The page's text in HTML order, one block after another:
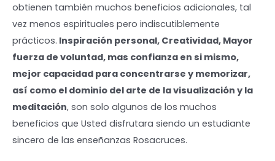
obtienen también muchos beneficios adicionales, tal
vez menos espirituales pero indiscutiblemente
prácticos. Inspiración personal, Creatividad, Mayor
fuerza de voluntad, mas confianza en si mismo,
mejor capacidad para concentrarse y memorizar,
así como el dominio del arte de la visualización y la
meditación, son solo algunos de los muchos
beneficios que Usted disfrutara siendo un estudiante
sincero de las enseñanzas Rosacruces.